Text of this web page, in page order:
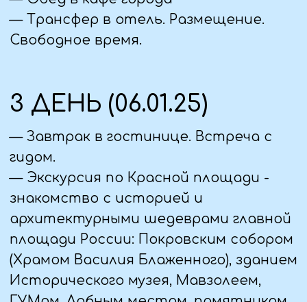
национального парка – лосем. Лось –
могучий и благородный хозяин нашего
леса, самый крупный представитель
из семейства оленевых. Вы узнаете о
обитателями вольерного комплекса -
ланями, маралами, пятнистыми
oленями и кабанами. Рассказ о
национального парка, направленной
на сохранение и изучение популяции
пятнистых оленей.
— Экскурсия в Музей космонавтики,
расположенный внутри монумента
«Покорителям космоса» – уникального
памятника, выполненного из
промышленного титана,
применяемого в ракетостроении.